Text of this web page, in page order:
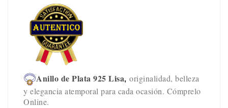
Anillo de Plata 925 Lisa, originalidad, belleza
y elegancia atemporal para cada ocasión. Cómprelo
Online.